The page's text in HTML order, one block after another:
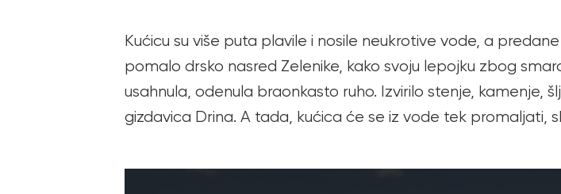
Kućicu su više puta plavile i nosile neukrotive vode, a
pomalo drsko nasred Zelenike, kako svoju lepojku zbog
usahnula, odenula braonkasto ruho. Izvirilo stenje, kamenje,
gizdavica Drina. A tada, kućica će se iz vode tek promaljati,